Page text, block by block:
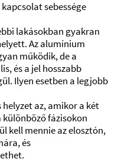
sebessége
lakásokban gyakran
Az alumínium
működik, de a
és a jel hosszabb
Ilyen esetben a legjobb
helyzet az, amikor a két
különböző fázisokon
kell mennie az elosztón,
és